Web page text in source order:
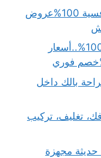
حقين نقل عفش بالرياض أسعار تنافسية 100%عروض
دينات نقل عفش جدة أمان وسرعة100%..أسعار
بـ35%خصم لراحة بالك داخل
بـ30%خصم فك، تغليف، تركيب
مجهزة